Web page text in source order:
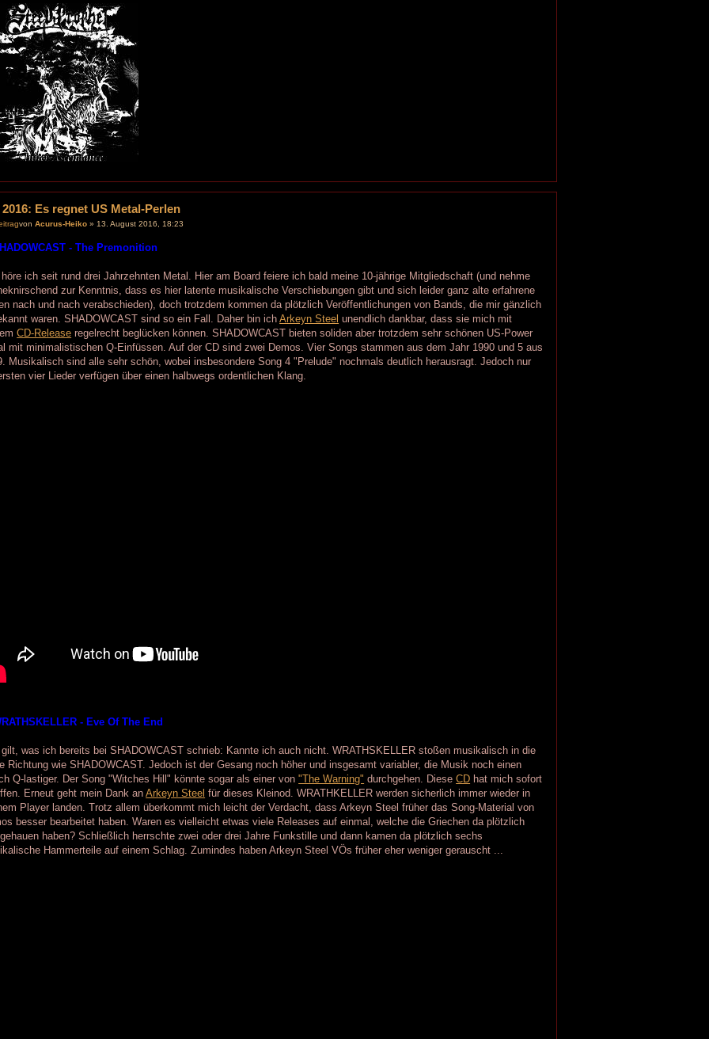
2016: Es regnet US Metal-Perlen
vonAcurus-Heiko » 13. August 2016, 18:23
- The Premonition
höre ich seit rund drei Jahrzehnten Metal. Hier am Board feiere ich bald meine 10-jährige Mitgliedschaft (und nehme
zur Kenntnis, dass es hier latente musikalische Verschiebungen gibt und sich leider ganz alte erfahrene
nach und nach verabschieden), doch trotzdem kommen da plötzlich Veröffentlichungen von Bands, die mir gänzlich
waren. SHADOWCAST sind so ein Fall. Daher bin ichArkeyn Steel unendlich dankbar, dass sie mich mit
CD-Release regelrecht beglücken können. SHADOWCAST bieten soliden aber trotzdem sehr schönen US-Power
mit minimalistischen Q-Einfüssen. Auf der CD sind zwei Demos. Vier Songs stammen aus dem Jahr 1990 und 5 aus
Musikalisch sind alle sehr schön, wobei insbesondere Song 4 "Prelude" nochmals deutlich herausragt. Jedoch nur
vier Lieder verfügen über einen halbwegs ordentlichen Klang.
- Eve Of The End
gilt, was ich bereits bei SHADOWCAST schrieb: Kannte ich auch nicht. WRATHSKELLER stoßen musikalisch in die
Richtung wie SHADOWCAST. Jedoch ist der Gesang noch höher und insgesamt variabler, die Musik noch einen
Q-lastiger. Der Song "Witches Hill" könnte sogar als einer von"The Warning" durchgehen. DieseCD hat mich sofort
Erneut geht mein Dank anArkeyn Steel für dieses Kleinod. WRATHKELLER werden sicherlich immer wieder in
Player landen. Trotz allem überkommt mich leicht der Verdacht, dass Arkeyn Steel früher das Song-Material von
besser bearbeitet haben. Waren es vielleicht etwas viele Releases auf einmal, welche die Griechen da plötzlich
haben? Schließlich herrschte zwei oder drei Jahre Funkstille und dann kamen da plötzlich sechs
Hammerteile auf einem Schlag. Zumindes haben Arkeyn Steel VÖs früher eher weniger gerauscht ...